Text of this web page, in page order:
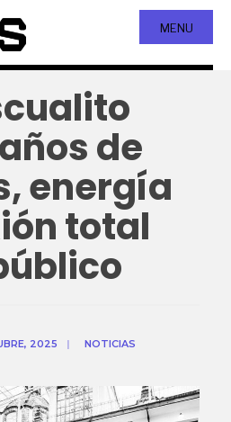
MENU
de
energía
total
2025 | NOTICIAS